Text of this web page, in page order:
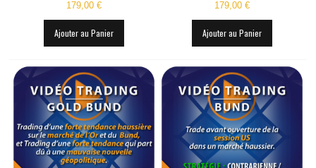
179,00 €
Ajouter au Panier
179,00 €
Ajouter au Panier